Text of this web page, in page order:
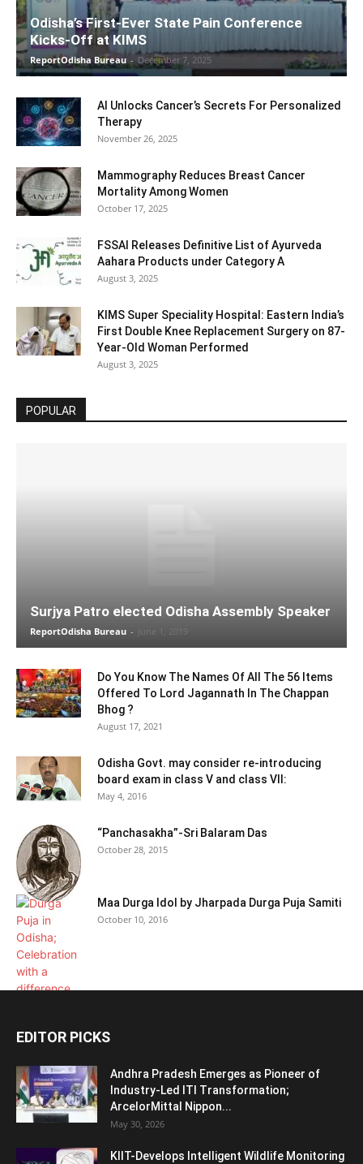
Odisha’s First-Ever State Pain Conference
Kicks-Off at KIMS
ReportOdisha Bureau - December 7, 2025
AI Unlocks Cancer’s Secrets For Personalized
Therapy
November 26, 2025
Mammography Reduces Breast Cancer
Mortality Among Women
October 17, 2025
FSSAI Releases Definitive List of Ayurveda
Aahara Products under Category A
August 3, 2025
KIMS Super Speciality Hospital: Eastern India’s
First Double Knee Replacement Surgery on 87-
Year-Old Woman Performed
August 3, 2025
POPULAR
Surjya Patro elected Odisha Assembly Speaker
ReportOdisha Bureau - June 1, 2019
Do You Know The Names Of All The 56 Items
Offered To Lord Jagannath In The Chappan
Bhog ?
August 17, 2021
Odisha Govt. may consider re-introducing
board exam in class V and class VII:
May 4, 2016
“Panchasakha”-Sri Balaram Das
October 28, 2015
Maa Durga Idol by Jharpada Durga Puja Samiti
October 10, 2016
EDITOR PICKS
Andhra Pradesh Emerges as Pioneer of
Industry-Led ITI Transformation;
ArcelorMittal Nippon...
May 30, 2026
KIIT-Develops Intelligent Wildlife Monitoring